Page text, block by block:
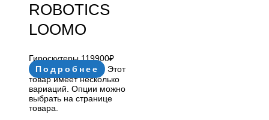
ROBOTICS
LOOMO
Гироскутеры119900₽
Подробнее
Этот
товар имеет несколько
вариаций. Опции можно
выбрать на странице
товара.